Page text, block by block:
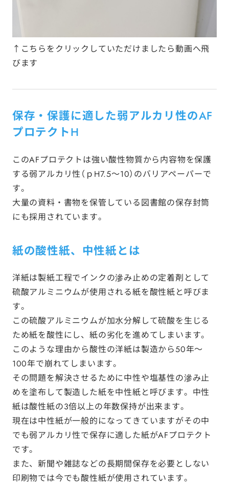
↑こちらをクリックしていただけましたら動画へ飛
びます
保存・保護に適した弱アルカリ性のAF
プロテクトH
このAFプロテクトは強い酸性物質から内容物を保護
する弱アルカリ性（ｐH7.5～10）のバリアペーパーで
す。
大量の資料・書物を保管している図書館の保存封筒
にも採用されています。
紙の酸性紙、中性紙とは
洋紙は製紙工程でインクの滲み止めの定着剤として
硫酸アルミニウムが使用される紙を酸性紙と呼びま
す。
この硫酸アルミニウムが加水分解して硫酸を生じる
ため紙を酸性にし、紙の劣化を進めてしまいます。
このような理由から酸性の洋紙は製造から50年～
100年で崩れてしまいます。
その問題を解決させるために中性や塩基性の滲み止
めを塗布して製造した紙を中性紙と呼びます。中性
紙は酸性紙の3倍以上の年数保持が出来ます。
現在は中性紙が一般的になってきていますがその中
でも弱アルカリ性で保存に適した紙がAFプロテクト
です。
また、新聞や雑誌などの長期間保存を必要としない
印刷物では今でも酸性紙が使用されています。